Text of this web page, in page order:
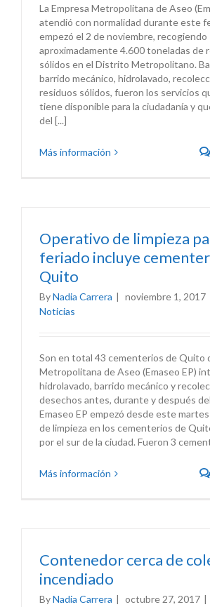
La Empresa Metropolitana de Aseo
atendió con normalidad durante este
empezó el 2 de noviembre, recogiendo
aproximadamente 4.600 toneladas de
sólidos en el Distrito Metropolitano.
barrido mecánico, hidrolavado,
residuos sólidos, fueron los servicios
tiene disponible para la ciudadanía y
del [...]
Más información
Operativo de limpieza
feriado incluye
Quito
ByNadia Carrera | noviembre 1, 2017
Noticias
Son en total 43 cementerios de Quito
Metropolitana de Aseo (Emaseo EP)
hidrolavado, barrido mecánico y
desechos antes, durante y después
Emaseo EP empezó desde este
de limpieza en los cementerios de
por el sur de la ciudad. Fueron 3
Más información
Contenedor cerca de
incendiado
ByNadia Carrera | octubre 27, 2017 |